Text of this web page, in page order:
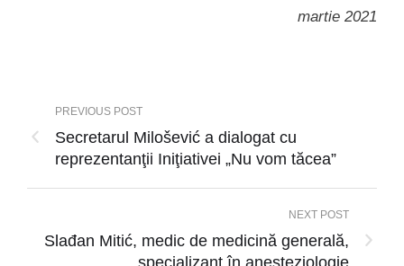
martie 2021
PREVIOUS POST
Secretarul Milošević a dialogat cu
reprezentanţii Iniţiativei „Nu vom tăcea”
NEXT POST
Slađan Mitić, medic de medicină generală,
specializant în anesteziologie